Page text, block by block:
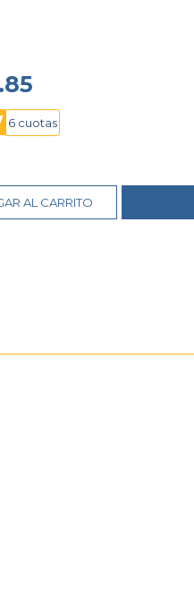
6 cuotas
AL CARRITO